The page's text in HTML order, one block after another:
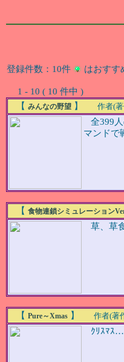
登録件数：10件 はおすす
1 - 10 ( 10 件中 )
【 みんなの野望 】 作者(
全399人
マンドで
【 食物連鎖シミュレーション
草、草
【 Pure～Xmas 】 作者(著
ｸﾘｽﾏｽ…